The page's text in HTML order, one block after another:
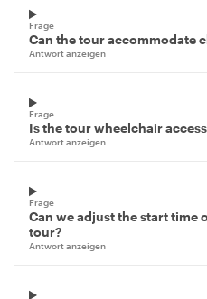
Frage
Can the tour accommodate
Antwort anzeigen
Frage
Is the tour wheelchair
Antwort anzeigen
Frage
Can we adjust the start time
tour?
Antwort anzeigen